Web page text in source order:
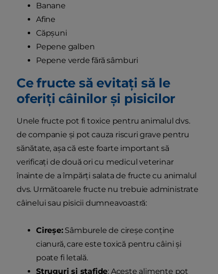
Banane
Afine
Căpșuni
Pepene galben
Pepene verde fără sâmburi
Ce fructe să evitați să le
oferiți câinilor și pisicilor
Unele fructe pot fi toxice pentru animalul dvs.
de companie și pot cauza riscuri grave pentru
sănătate, așa că este foarte important să
verificați de două ori cu medicul veterinar
înainte de a împărți salata de fructe cu animalul
dvs. Următoarele fructe nu trebuie administrate
câinelui sau pisicii dumneavoastră:
Cireșe:Sâmburele de cireșe conține
cianură, care este toxică pentru câini și
poate fi letală.
Struguri și stafide: Aceste alimente pot